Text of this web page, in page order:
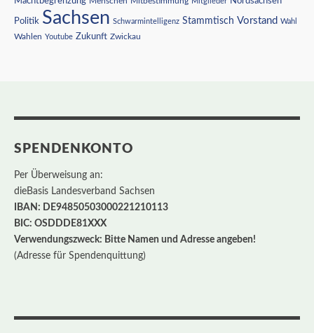
Politik Sachsen Schwarmintelligenz Stammtisch Vorstand Wahl
Wahlen Youtube Zukunft Zwickau
SPENDENKONTO
Per Überweisung an:
dieBasis Landesverband Sachsen
IBAN: DE94850503000221210113
BIC: OSDDDE81XXX
Verwendungszweck: Bitte Namen und Adresse angeben!
(Adresse für Spendenquittung)